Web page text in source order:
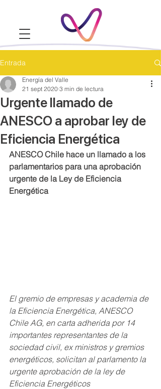
Entrada
Urgente llamado de
ANESCO a aprobar ley de
Eficiencia Energética
Energía del Valle
21 sept 2020 3 min de lectura
ANESCO Chile hace un llamado a los
parlamentarios para una aprobación
urgente de la Ley de Eficiencia
Energética
El gremio de empresas y academia de
la Eficiencia Energética, ANESCO
Chile AG, en carta adherida por 14
importantes representantes de la
sociedad civil, ex ministros y gremios
energéticos, solicitan al parlamento la
urgente aprobación de la ley de
Eficiencia Energéticos